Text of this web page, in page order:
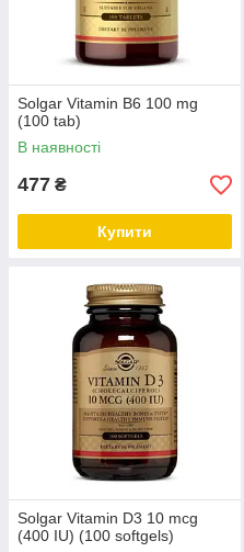
Solgar Vitamin B6 100 mg
(100 tab)
В наявності
477 ₴
Купити
Solgar Vitamin D3 10 mcg
(400 IU) (100 softgels)